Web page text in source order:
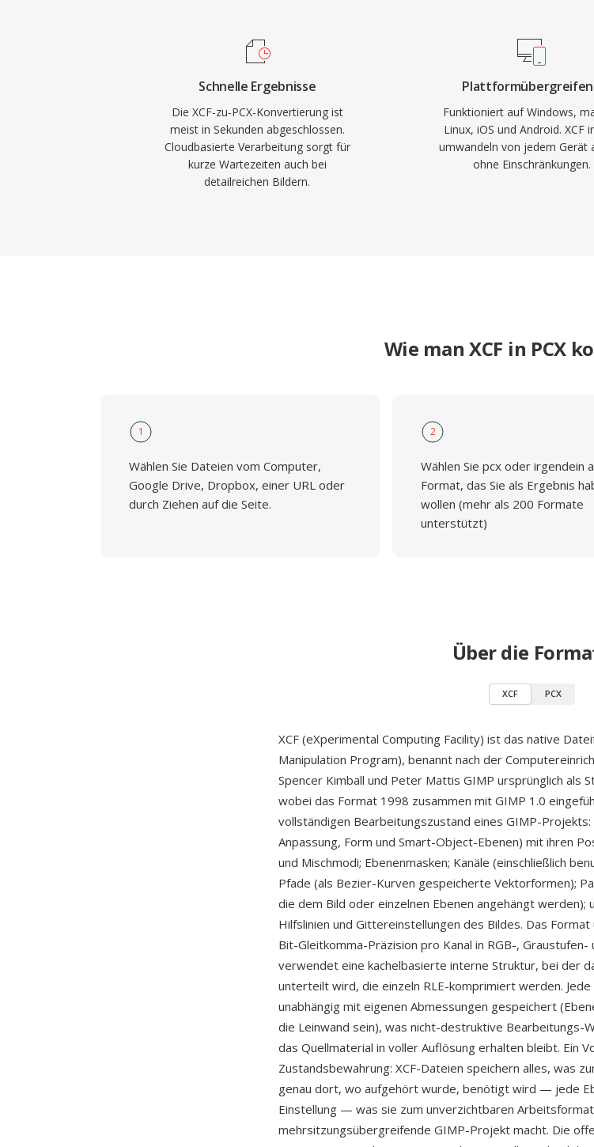
Schnelle Ergebnisse
Die XCF-zu-PCX-Konvertierung ist
meist in Sekunden abgeschlossen.
Cloudbasierte Verarbeitung sorgt für
kurze Wartezeiten auch bei
detailreichen Bildern.
Funktioniert auf Windows,
Linux, iOS und Android. XCF
umwandeln von jedem Gerät
ohne Einschränkungen.
Wie man XCF in PCX
1
Wählen Sie Dateien vom Computer,
Google Drive, Dropbox, einer URL oder
durch Ziehen auf die Seite.
2
Wählen Sie pcx oder irgendein
Format, das Sie als Ergebnis
wollen (mehr als 200 Formate
unterstützt)
Über die
XCF PCX
XCF (eXperimental Computing Facility) ist das native
Manipulation Program), benannt nach der
Spencer Kimball und Peter Mattis GIMP ursprünglich als
wobei das Format 1998 zusammen mit GIMP 1.0
vollständigen Bearbeitungszustand eines GIMP-
Anpassung, Form und Smart-Object-Ebenen) mit ihren
und Mischmodi; Ebenenmasken; Kanäle (einschließlich
Pfade (als Bezier-Kurven gespeicherte Vektorformen);
die dem Bild oder einzelnen Ebenen angehängt werden);
Hilfslinien und Gittereinstellungen des Bildes. Das
Bit-Gleitkomma-Präzision pro Kanal in RGB-,
verwendet eine kachelbasierte interne Struktur, bei der
unterteilt wird, die einzeln RLE-komprimiert werden. Jede
unabhängig mit eigenen Abmessungen gespeichert
die Leinwand sein), was nicht-destruktive Bearbeitungs-
das Quellmaterial in voller Auflösung erhalten bleibt. Ein
Zustandsbewahrung: XCF-Dateien speichern alles, was
genau dort, wo aufgehört wurde, benötigt wird — jede
Einstellung — was sie zum unverzichtbaren
mehrsitzungsübergreifende GIMP-Projekt macht. Die